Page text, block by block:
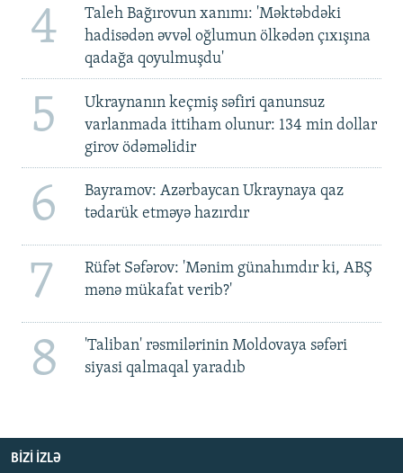
4
Taleh Bağırovun xanımı: 'Məktəbdəki
hadisədən əvvəl oğlumun ölkədən çıxışına
qadağa qoyulmuşdu'
5
Ukraynanın keçmiş səfiri qanunsuz
varlanmada ittiham olunur: 134 min dollar
girov ödəməlidir
6
Bayramov: Azərbaycan Ukraynaya qaz
tədarük etməyə hazırdır
7
Rüfət Səfərov: 'Mənim günahımdır ki, ABŞ
mənə mükafat verib?'
8
'Taliban' rəsmilərinin Moldovaya səfəri
siyasi qalmaqal yaradıb
BIZI IZLƏ